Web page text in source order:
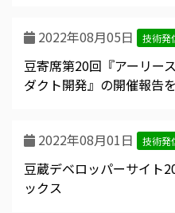
2022年08月05日 技術発
豆寄席第20回『アーリー
ダクト開発』の開催報告
2022年08月01日 技術発
豆蔵デベロッパーサイト
ックス